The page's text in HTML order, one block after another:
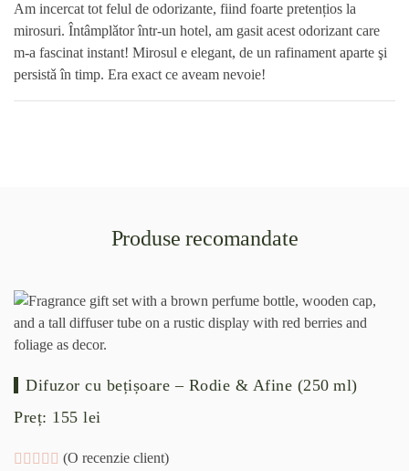
Am incercat tot felul de odorizante, fiind foarte pretențios la
mirosuri. Întâmplǎtor într-un hotel, am gasit acest odorizant care
m-a fascinat instant! Mirosul e elegant, de un rafinament aparte şi
persistǎ în timp. Era exact ce aveam nevoie!
Produse recomandate
Difuzor cu bețișoare – Rodie & Afine (250 ml)
Preț: 155 lei
Evaluat la5.00din 5 pe baza unei singure evaluări
(O recenzie client)